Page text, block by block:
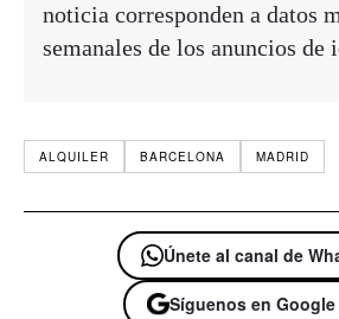
noticia corresponden a datos
semanales de los anuncios de
ALQUILER BARCELONA MADRID
Únete al canal de
Síguenos en Google